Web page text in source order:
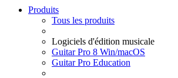
Produits
Tous les produits
Logiciels d'édition musicale
Guitar Pro 8 Win/macOS
Guitar Pro Education